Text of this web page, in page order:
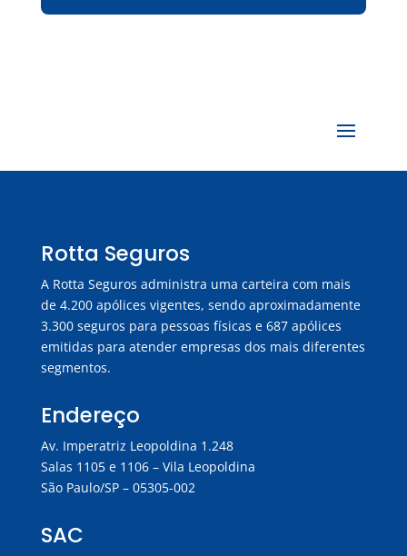
Rotta Seguros
A Rotta Seguros administra uma carteira com mais
de 4.200 apólices vigentes, sendo aproximadamente
3.300 seguros para pessoas físicas e 687 apólices
emitidas para atender empresas dos mais diferentes
segmentos.
Endereço
Av. Imperatriz Leopoldina 1.248
Salas 1105 e 1106 – Vila Leopoldina
São Paulo/SP – 05305-002
SAC